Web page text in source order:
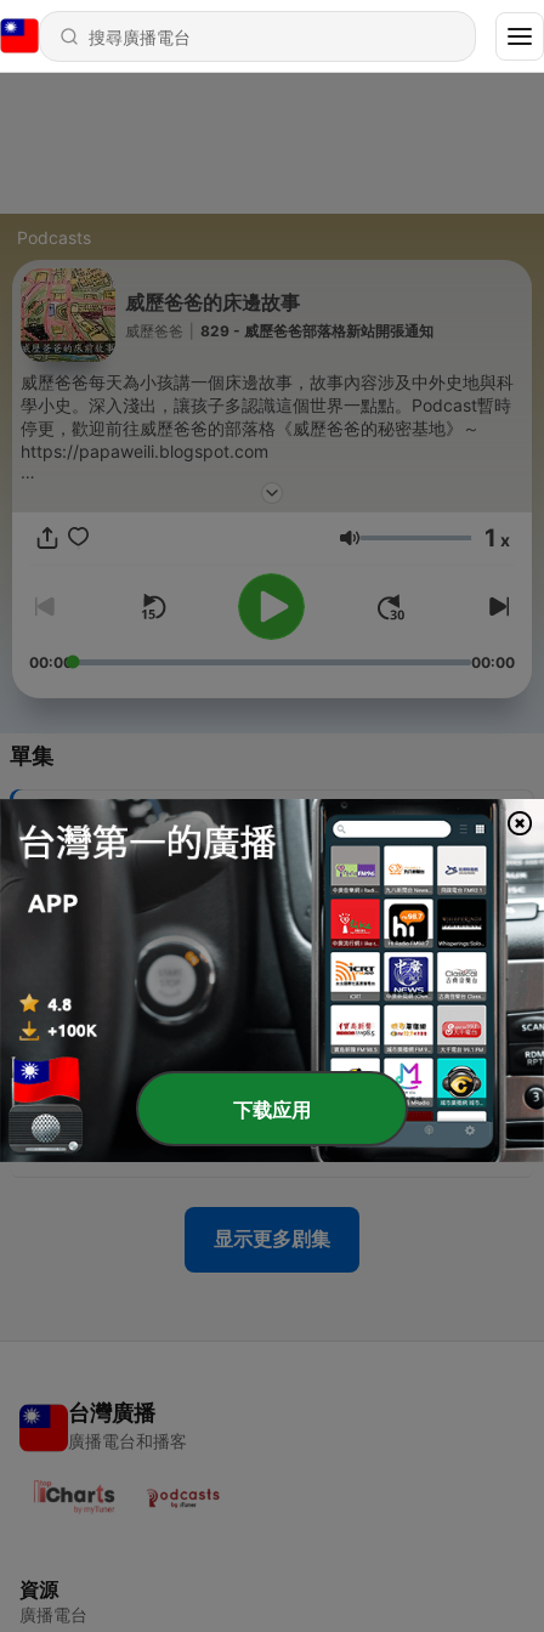
Podcasts
威歷爸爸的床邊故事
威歷爸爸 829 - 威歷爸爸部落格新站開張通知
威歷爸爸每天為小孩講一個床邊故事，故事內容涉及中外史地與科
學小史。深入淺出，讓孩子多認識這個世界一點點。Podcast暫時
停更，歡迎前往威歷爸爸的部落格《威歷爸爸的秘密基地》～
https://papaweili.blogspot.com
音量 1 x
00:00 00:00
單集
威歷爸爸部落格新站開張通知
05 Feb 2024
828 - 停更通知
230708-科學小史，雙縫干涉實驗
09 Jul 2023
826 230703-科學小史，定比定律
04 Jul 2023
825 - 230628-科學小史，植物的授粉
29 Jun 2023
显示更多剧集
台灣廣播
廣播電台和播客
資源
廣播電台
下载应用